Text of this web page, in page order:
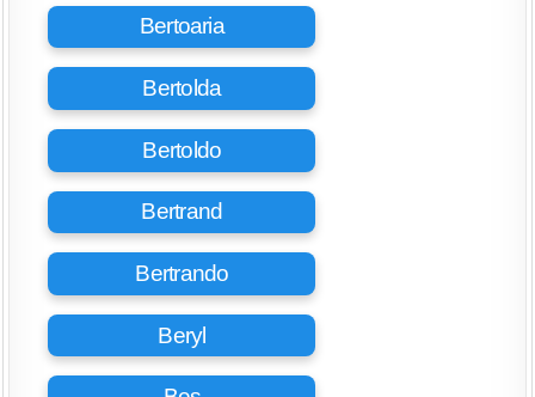
Bertoaria
Bertolda
Bertoldo
Bertrand
Bertrando
Beryl